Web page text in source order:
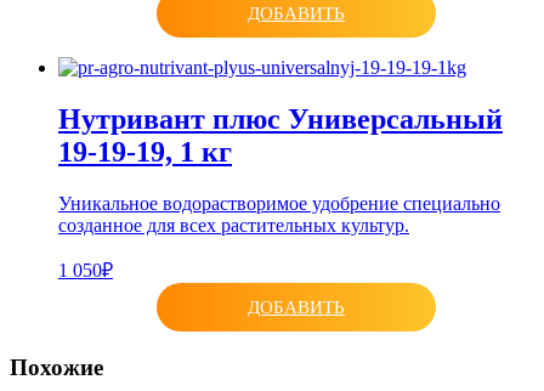
ДОБАВИТЬ
Нутривант плюс Универсальный
19-19-19, 1 кг
Уникальное водорастворимое удобрение специально
созданное для всех растительных культур.
1 050₽
ДОБАВИТЬ
Похожие